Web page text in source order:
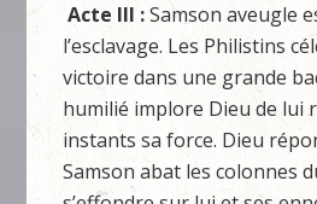
Acte III :Samson aveugle
l’esclavage. Les Philistins
victoire dans une grande
humilié implore Dieu de lui
instants sa force. Dieu
Samson abat les colonnes